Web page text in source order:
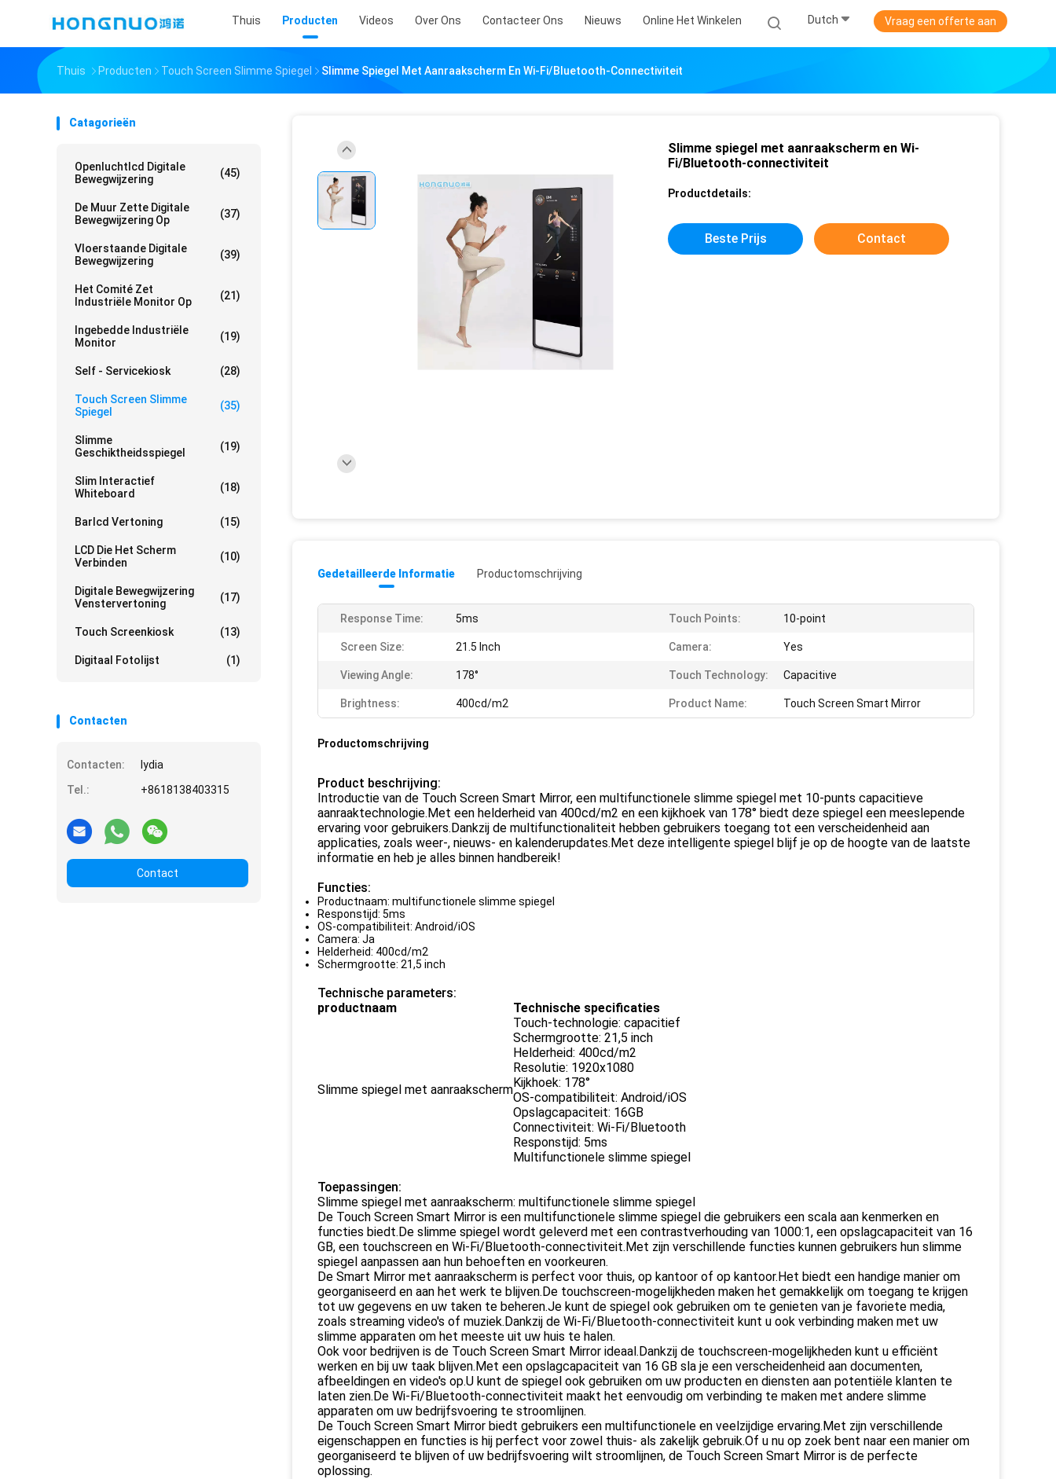
Thuis Producten Videos Over Ons Contacteer Ons Nieuws Online Het Winkelen Dutch Vraag een offerte aan
Thuis Producten Touch Screen Slimme Spiegel Slimme Spiegel Met Aanraakscherm En Wi-Fi/Bluetooth-Connectiviteit
Catagorieën
Openluchtlcd Digitale
Bewegwijzering
(45)
De Muur Zette Digitale
Bewegwijzering Op
(37)
Vloerstaande Digitale
Bewegwijzering
(39)
Het Comité Zet
Industriële Monitor Op
(21)
Ingebedde Industriële
Monitor
(19)
Self - Servicekiosk (28)
Touch Screen Slimme
Spiegel
(35)
Slimme
Geschiktheidsspiegel
(19)
Slim Interactief
Whiteboard
(18)
Barlcd Vertoning (15)
LCD Die Het Scherm
Verbinden
(10)
Digitale Bewegwijzering
Venstervertoning
(17)
Touch Screenkiosk (13)
Digitaal Fotolijst (1)
Contacten
Contacten:
lydia
Tel.:
+8618138403315
Contact
Slimme spiegel met aanraakscherm en Wi-
Fi/Bluetooth-connectiviteit
Productdetails:
Beste Prijs Contact
Gedetailleerde Informatie Productomschrijving
Response Time: 5ms Touch Points: 10-point
Screen Size: 21.5 Inch Camera: Yes
Viewing Angle: 178° Touch Technology: Capacitive
Brightness: 400cd/m2 Product Name: Touch Screen Smart Mirror
Productomschrijving
Product beschrijving:
Introductie van de Touch Screen Smart Mirror, een multifunctionele slimme spiegel met 10-punts capacitieve
aanraaktechnologie.Met een helderheid van 400cd/m2 en een kijkhoek van 178° biedt deze spiegel een meeslepende
ervaring voor gebruikers.Dankzij de multifunctionaliteit hebben gebruikers toegang tot een verscheidenheid aan
applicaties, zoals weer-, nieuws- en kalenderupdates.Met deze intelligente spiegel blijf je op de hoogte van de laatste
informatie en heb je alles binnen handbereik!
Functies:
Productnaam: multifunctionele slimme spiegel
Responstijd: 5ms
OS-compatibiliteit: Android/iOS
Camera: Ja
Helderheid: 400cd/m2
Schermgrootte: 21,5 inch
Technische parameters:
productnaam
Technische specificaties
Slimme spiegel met aanraakscherm
Touch-technologie: capacitief
Schermgrootte: 21,5 inch
Helderheid: 400cd/m2
Resolutie: 1920x1080
Kijkhoek: 178°
OS-compatibiliteit: Android/iOS
Opslagcapaciteit: 16GB
Connectiviteit: Wi-Fi/Bluetooth
Responstijd: 5ms
Multifunctionele slimme spiegel
Toepassingen:
Slimme spiegel met aanraakscherm: multifunctionele slimme spiegel
De Touch Screen Smart Mirror is een multifunctionele slimme spiegel die gebruikers een scala aan kenmerken en
functies biedt.De slimme spiegel wordt geleverd met een contrastverhouding van 1000:1, een opslagcapaciteit van 16
GB, een touchscreen en Wi-Fi/Bluetooth-connectiviteit.Met zijn verschillende functies kunnen gebruikers hun slimme
spiegel aanpassen aan hun behoeften en voorkeuren.
De Smart Mirror met aanraakscherm is perfect voor thuis, op kantoor of op kantoor.Het biedt een handige manier om
georganiseerd en aan het werk te blijven.De touchscreen-mogelijkheden maken het gemakkelijk om toegang te krijgen
tot uw gegevens en uw taken te beheren.Je kunt de spiegel ook gebruiken om te genieten van je favoriete media,
zoals streaming video's of muziek.Dankzij de Wi-Fi/Bluetooth-connectiviteit kunt u ook verbinding maken met uw
slimme apparaten om het meeste uit uw huis te halen.
Ook voor bedrijven is de Touch Screen Smart Mirror ideaal.Dankzij de touchscreen-mogelijkheden kunt u efficiënt
werken en bij uw taak blijven.Met een opslagcapaciteit van 16 GB sla je een verscheidenheid aan documenten,
afbeeldingen en video's op.U kunt de spiegel ook gebruiken om uw producten en diensten aan potentiële klanten te
laten zien.De Wi-Fi/Bluetooth-connectiviteit maakt het eenvoudig om verbinding te maken met andere slimme
apparaten om uw bedrijfsvoering te stroomlijnen.
De Touch Screen Smart Mirror biedt gebruikers een multifunctionele en veelzijdige ervaring.Met zijn verschillende
eigenschappen en functies is hij perfect voor zowel thuis- als zakelijk gebruik.Of u nu op zoek bent naar een manier om
georganiseerd te blijven of uw bedrijfsvoering wilt stroomlijnen, de Touch Screen Smart Mirror is de perfecte
oplossing.